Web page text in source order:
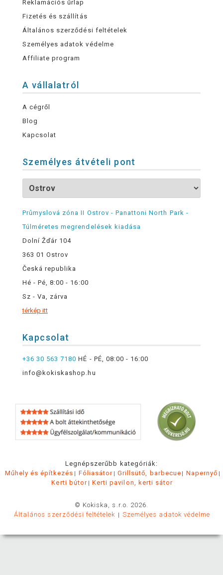
Reklamációs űrlap
Fizetés és szállítás
Általános szerződési feltételek
Személyes adatok védelme
Affiliate program
A vállalatról
A cégről
Blog
Kapcsolat
Személyes átvételi pont
Průmyslová zóna II Ostrov - Panattoni North Park -
Túlméretes megrendelések kiadása
Dolní Žďár 104
363 01 Ostrov
Česká republika
Hé - Pé, 8:00 - 16:00
Sz - Va, zárva
térkép itt
Kapcsolat
+36 30 563 7180 HÉ - PÉ, 08:00 - 16:00
info@kokiskashop.hu
Legnépszerűbb kategóriák:
Műhely és építkezés
Fóliasátor Grillsütő, barbecue
Napernyő
Kerti bútor
Kerti pavilon, kerti sátor
© Kokiska, s.r.o. 2026.
Általános szerződési feltételek
Személyes adatok védelme